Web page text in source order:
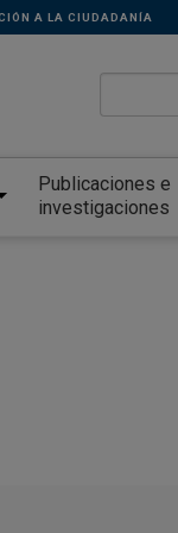
A LA CIUDADANÍA
Publicaciones e
investigaciones